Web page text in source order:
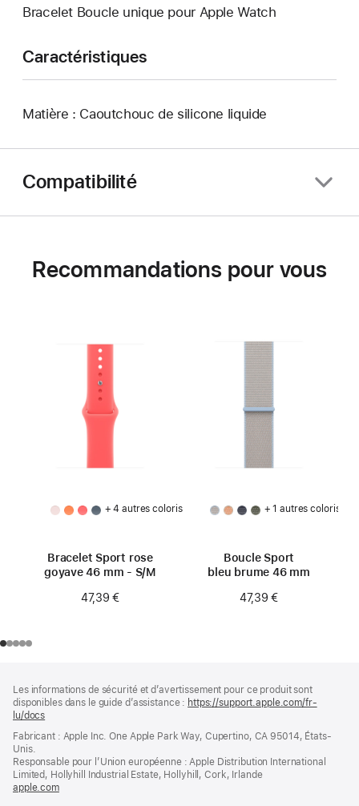
Bracelet Boucle unique pour Apple Watch
Caractéristiques
Matière : Caoutchouc de silicone liquide
Compatibilité
Recommandations pour vous
+ 4 autres coloris
Bracelet Sport rose
goyave 46 mm - S/M
47,39 €
+ 1 autres coloris
Boucle Sport
bleu brume 46 mm
47,39 €
de
page
de
bas
page
Les informations de sécurité et d’avertissement pour ce produit sont
disponibles dans le guide d’assistance : https://support.apple.com/fr-
lu/docs
une
fenêtre)
Fabricant : Apple Inc. One Apple Park Way, Cupertino, CA 95014, États-
Unis.
Responsable pour l’Union européenne : Apple Distribution International
Limited, Hollyhill Industrial Estate, Hollyhill, Cork, Irlande
apple.com(s’ouvre